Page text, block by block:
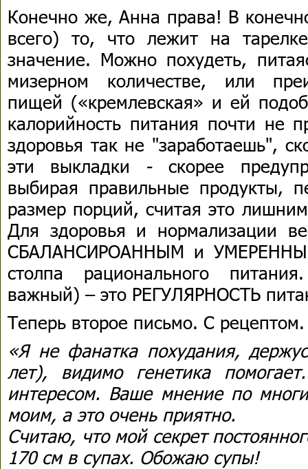
Конечно же, Анна права! В
всего) то, что лежит на
значение. Можно похудеть,
мизерном количестве, или
пищей («кремлевская» и ей
калорийность питания почти не
здоровья так не "заработаешь",
эти выкладки - скорее
выбирая правильные продукты,
размер порций, считая это
Для здоровья и нормализации
СБАЛАНСИРОАННЫМ и
столпа рационального
важный) – это РЕГУЛЯРНОСТЬ
Теперь второе письмо. С рецептом.
«Я не фанатка похудания,
лет), видимо генетика
интересом. Ваше мнение по
моим, а это очень приятно.
Считаю, что мой секрет
170 см в супах. Обожаю супы!